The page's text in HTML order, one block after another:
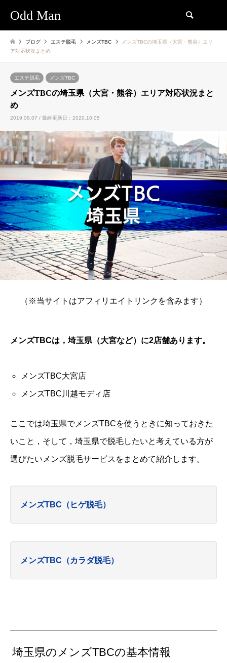
Odd Man
ブログ エステ脱毛 メンズTBC
メンズTBCの埼玉県（大宮・熊谷）エリ
ア対応状況まとめ
エステ脱毛 メンズTBC
メンズTBCの埼玉県（大宮・熊谷）エリア対応状況まと
め
2019.08.07 / 最終更新日：2020.10.05
（※当サイトはアフィリエイトリンクを含みます）
メンズTBCは，埼玉県（大宮など）に2店舗あります。
メンズTBC大宮店
メンズTBC川越モディ店
ここでは埼玉県でメンズTBCを使うときに知っておきた
いこと，そして，埼玉県で脱毛したいと考えている方が
選びたいメンズ脱毛サービスをまとめて紹介します。
メンズTBC（ヒゲ脱毛）
メンズTBC（カラダ脱毛）
埼玉県のメンズTBCの基本情報